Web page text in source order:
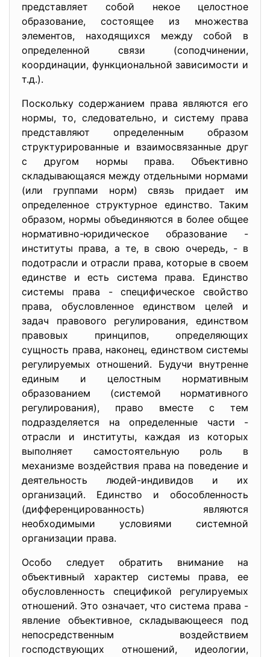
представляет собой некое целостное
образование, состоящее из множества
элементов, находящихся между собой в
определенной связи (соподчинении,
координации, функциональной зависимости и
т.д.).
Поскольку содержанием права являются его
нормы, то, следовательно, и систему права
представляют определенным образом
структурированные и взаимосвязанные друг
с другом нормы права. Объективно
складывающаяся между отдельными нормами
(или группами норм) связь придает им
определенное структурное единство. Таким
образом, нормы объединяются в более общее
нормативно-юридическое образование -
институты права, а те, в свою очередь, - в
подотрасли и отрасли права, которые в своем
единстве и есть система права. Единство
системы права - специфическое свойство
права, обусловленное единством целей и
задач правового регулирования, единством
правовых принципов, определяющих
сущность права, наконец, единством системы
регулируемых отношений. Будучи внутренне
единым и целостным нормативным
образованием (системой нормативного
регулирования), право вместе с тем
подразделяется на определенные части -
отрасли и институты, каждая из которых
выполняет самостоятельную роль в
механизме воздействия права на поведение и
деятельность людей-индивидов и их
организаций. Единство и обособленность
(дифференцированность) являются
необходимыми условиями системной
организации права.
Особо следует обратить внимание на
объективный характер системы права, ее
обусловленность спецификой регулируемых
отношений. Это означает, что система права -
явление объективное, складывающееся под
непосредственным воздействием
господствующих отношений, идеологии,